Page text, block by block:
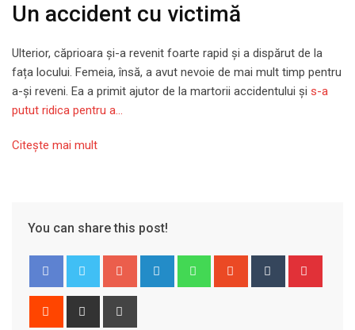
Un accident cu victimă
Ulterior, căprioara și-a revenit foarte rapid și a dispărut de la
fața locului. Femeia, însă, a avut nevoie de mai mult timp pentru
a-și reveni. Ea a primit ajutor de la martorii accidentului și s-a
putut ridica pentru a…
Citeşte mai mult
You can share this post!
Google+ LinkedIn WhatsappStumbleUpon
Tumblr
Reddit
Share